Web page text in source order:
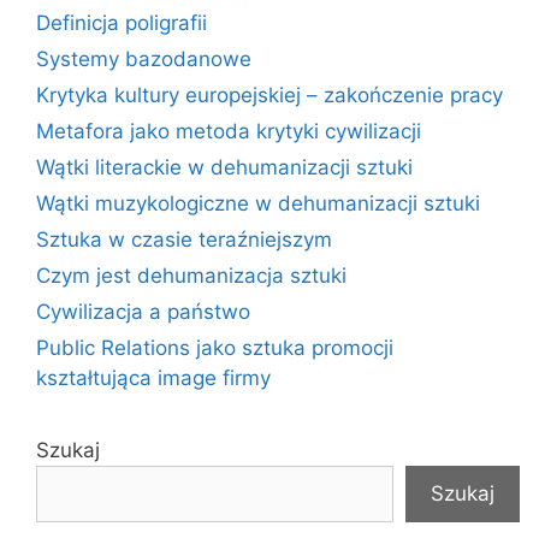
Definicja poligrafii
Systemy bazodanowe
Krytyka kultury europejskiej – zakończenie pracy
Metafora jako metoda krytyki cywilizacji
Wątki literackie w dehumanizacji sztuki
Wątki muzykologiczne w dehumanizacji sztuki
Sztuka w czasie teraźniejszym
Czym jest dehumanizacja sztuki
Cywilizacja a państwo
Public Relations jako sztuka promocji
kształtująca image firmy
Szukaj
Szukaj